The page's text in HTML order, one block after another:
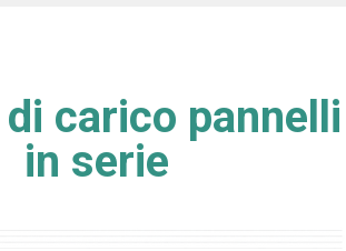
carico pannelli
in serie